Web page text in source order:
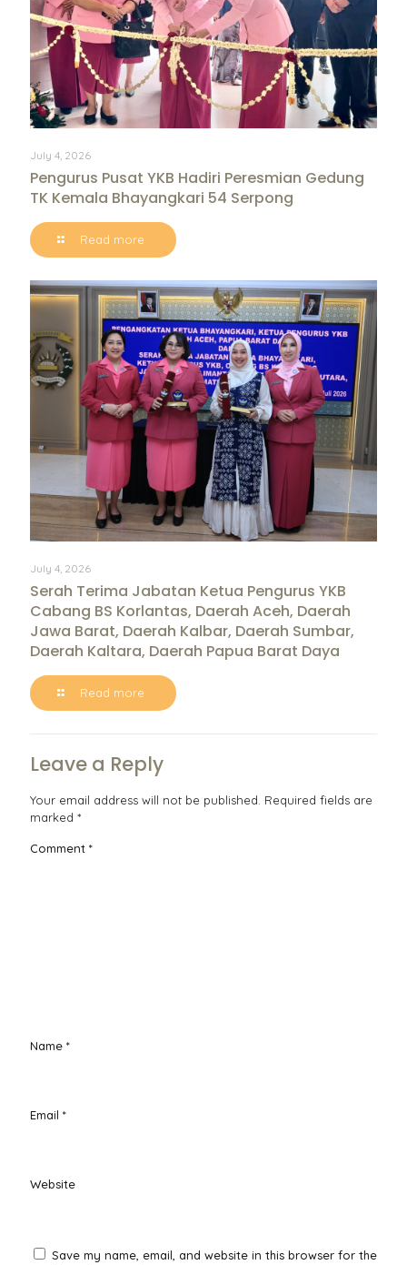
July 4, 2026
Pengurus Pusat YKB Hadiri Peresmian Gedung
TK Kemala Bhayangkari 54 Serpong
Read more
July 4, 2026
Serah Terima Jabatan Ketua Pengurus YKB
Cabang BS Korlantas, Daerah Aceh, Daerah
Jawa Barat, Daerah Kalbar, Daerah Sumbar,
Daerah Kaltara, Daerah Papua Barat Daya
Read more
Leave a Reply
Your email address will not be published. Required fields are
marked *
Comment *
Name *
Email *
Website
Save my name, email, and website in this browser for the